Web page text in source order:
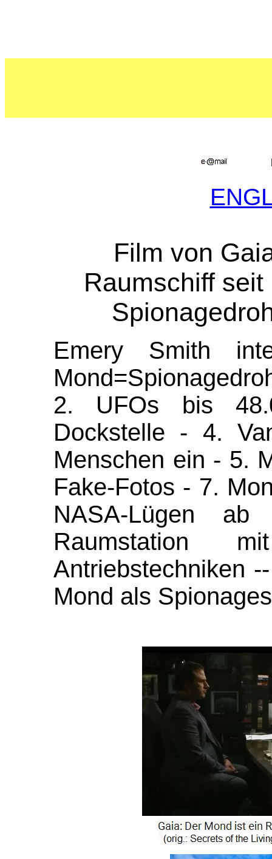
Film von
Raumschiff
Emery Smith
2. UFOs bis
Dockstelle - 4.
Menschen ein - 5.
Fake-Fotos - 7.
NASA-Lügen
Raumstation
Antriebstechniken
Mond als